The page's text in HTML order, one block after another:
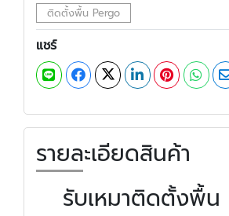
ติดตั้งพื้น Pergo
แชร์
รายละเอียดสินค้า
รับเหมาติดตั้งพื้น